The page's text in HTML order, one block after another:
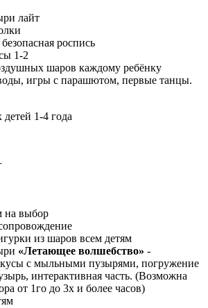
лайт
роспись
1-2
шаров каждому ребёнку
игры с парашютом, первые танцы.
1-4 года
на выбор
из шаров всем детям
«Летающее волшебство» -
с мыльными пузырями, погружение
интерактивная часть. (Возможна
от 1го до 3х и более часов)